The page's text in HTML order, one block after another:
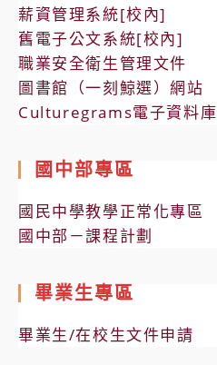
薪資管理系統[校內]
舊電子公文系統[校內]
職業安全衛生管理文件
圖書館（一刻鯨選）網站
Culturegrams電子資料庫
國中部專區
國民中學教學正常化專區
國中部－課程計劃
畢業生專區
畢業生/在校生文件申請